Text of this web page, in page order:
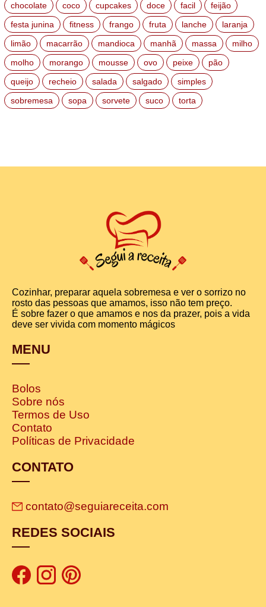
chocolate
coco cupcakes doce facil
feijão
festa junina
fitness frango fruta lanche
laranja
limão
macarrão mandioca manhã massa
milho
molho
morango mousse ovo peixe
pão
queijo
recheio salada salgado
simples
sobremesa
sopa sorvete suco torta
Cozinhar, preparar aquela sobremesa e ver o sorrizo no
rosto das pessoas que amamos, isso não tem preço.
É sobre fazer o que amamos e nos da prazer, pois a vida
deve ser vivida com momento mágicos
MENU
Bolos
Sobre nós
Termos de Uso
Contato
Políticas de Privacidade
CONTATO
contato@seguiareceita.com
REDES SOCIAIS